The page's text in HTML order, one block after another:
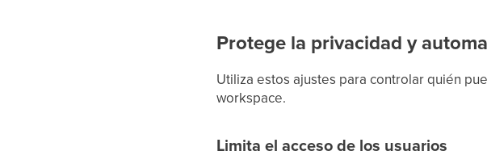
Protege la privacidad y
Utiliza estos ajustes para controlar quién
workspace.
Limita el acceso de los usuarios